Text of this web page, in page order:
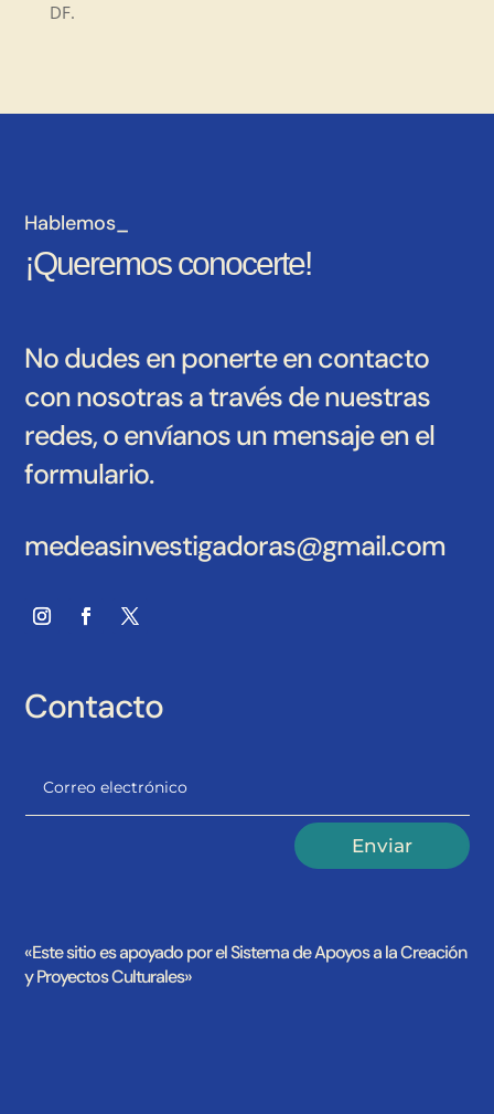
DF.
Hablemos_
¡Queremos conocerte!
No dudes en ponerte en contacto
con nosotras a través de nuestras
redes, o envíanos un mensaje en el
formulario.
medeasinvestigadoras@gmail.com
Contacto
Enviar
«Este sitio es apoyado por el Sistema de Apoyos a la Creación
y Proyectos Culturales»